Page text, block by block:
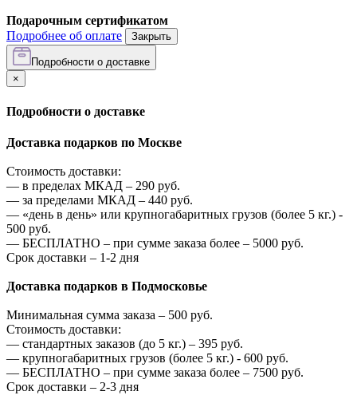
Подарочным сертификатом
Подробнее об оплате
Закрыть
Подробности о доставке
×
Подробности о доставке
Доставка подарков по Москве
Стоимость доставки:
— в пределах МКАД – 290 руб.
— за пределами МКАД – 440 руб.
— «день в день» или крупногабаритных грузов (более 5 кг.) -
500 руб.
— БЕСПЛАТНО – при сумме заказа более – 5000 руб.
Срок доставки – 1-2 дня
Доставка подарков в Подмосковье
Минимальная сумма заказа – 500 руб.
Стоимость доставки:
— стандартных заказов (до 5 кг.) – 395 руб.
— крупногабаритных грузов (более 5 кг.) - 600 руб.
— БЕСПЛАТНО – при сумме заказа более – 7500 руб.
Срок доставки – 2-3 дня